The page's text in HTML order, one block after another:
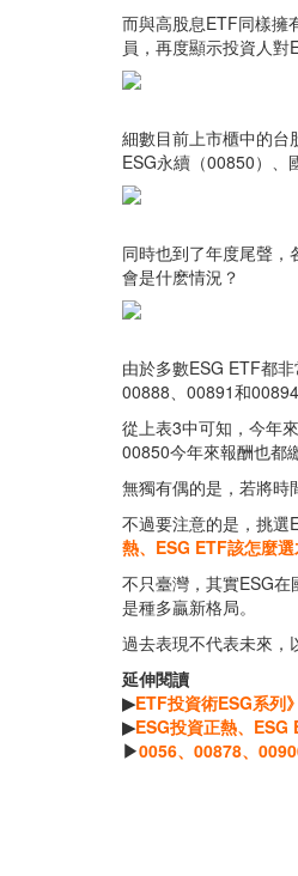
而與高股息ETF同樣擁
員，再度顯示投資人對
細數目前上市櫃中的台
ESG永續（00850）、
同時也到了年度尾聲
會是什麽情況？
由於多數ESG ETF都
00888、00891和
從上表3中可知，今年
00850今年來報酬也都
無獨有偶的是，若將時
不過要注意的是，挑選
熱、ESG ETF該怎麼
不只臺灣，其實ESG
是種多贏新格局。
過去表現不代表未來，
延伸閱讀
▶ETF投資術ESG系列
▶ESG投資正熱、ESG
▶0056、00878、